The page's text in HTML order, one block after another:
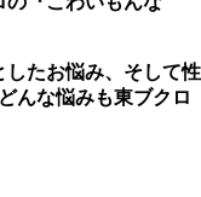
たお悩み、そして性
んな悩みも東ブクロ